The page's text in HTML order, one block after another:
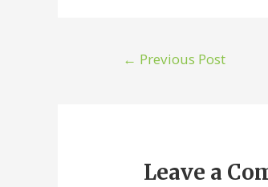
← Previous Post
Leave a